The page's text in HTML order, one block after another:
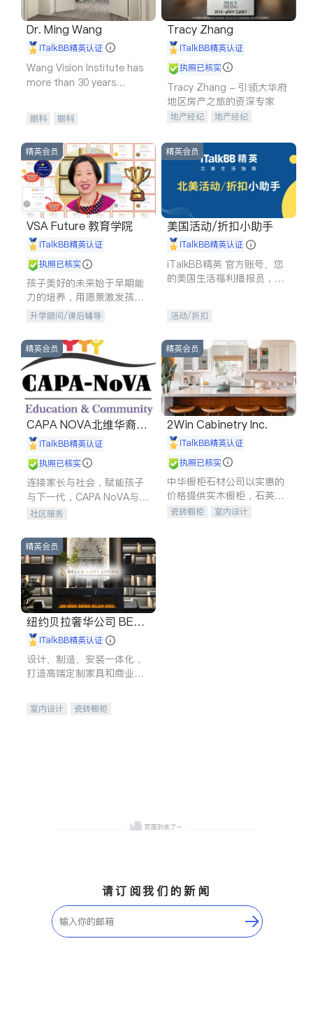
Dr. Ming Wang
iTalkBB精英认证
Wang Vision Institute has
more than 30 years
眼科 眼科
Tracy Zhang
iTalkBB精英认证
执照已核实
Tracy Zhang - 引领大华府
地区房产之旅的资深专家
地产经纪
地产经纪
商铺租售
精英会员
VSA Future 教育学院
iTalkBB精英认证
执照已核实
孩子美好的未来始于早期能
力的培养，用愿景激发孩子
的学习潜力和动力。理念：
石。
升学顾问/课后辅导
精英会员
美国活动/折扣小助手
iTalkBB精英认证
iTalkBB精英 官方账号。您
的美国生活福利播报员，精
专属福利。
活动/折扣
精英会员
CAPA NOVA北维华裔家
长会iTalkBB精英认证
执照已核实
连接家长与社会，赋能孩子
与下一代，CAPA NoVA与您
携手建设包容、公平、充满
社区服务
精英会员
2Win Cabinetry Inc.
iTalkBB精英认证
执照已核实
中华橱柜石材公司以实惠的
价格提供实木橱柜，石英石
台面，多种优质不锈钢水
瓷砖橱柜
室内设计
精英会员
纽约贝拉奢华公司 BELL
A LUXE
iTalkBB精英认证
设计、制造、安装一体化，
打造高端定制家具和商业空
室内设计
瓷砖橱柜
请订阅我们的新闻